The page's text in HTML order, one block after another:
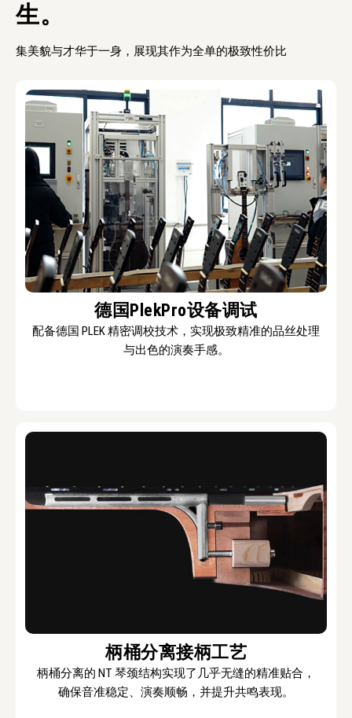
生。
集美貌与才华于一身，展现其作为全单的极致性价比
德国PlekPro设备调试
配备德国 PLEK 精密调校技术，实现极致精准的品丝处理
与出色的演奏手感。
柄桶分离接柄工艺
柄桶分离的 NT 琴颈结构实现了几乎无缝的精准贴合，
确保音准稳定、演奏顺畅，并提升共鸣表现。